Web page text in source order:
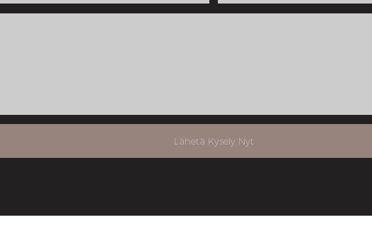
Lähetä Kysely Nyt